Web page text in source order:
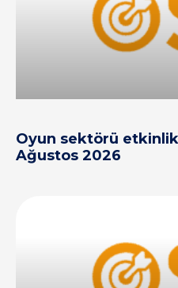
Oyun sektörü
Ağustos 2026